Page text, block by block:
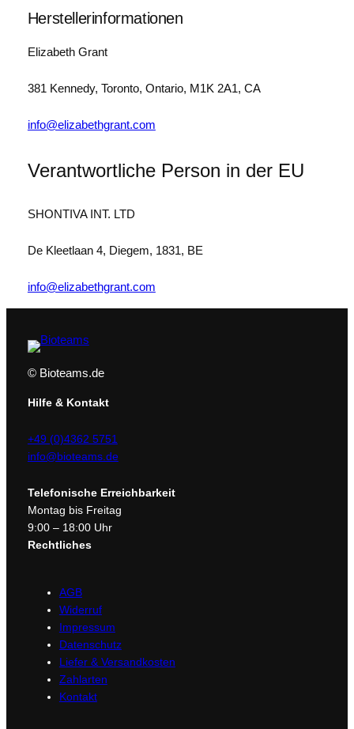
a
C
e
m
0
l
e
g
Herstellerinformationen
Elizabeth Grant
381 Kennedy, Toronto, Ontario, M1K 2A1, CA
info@elizabethgrant.com
Verantwortliche Person in der EU
SHONTIVA INT. LTD
De Kleetlaan 4, Diegem, 1831, BE
info@elizabethgrant.com
© Bioteams.de
Hilfe & Kontakt
+49 (0)4362 5751
info@bioteams.de
Telefonische Erreichbarkeit
Montag bis Freitag
9:00 – 18:00 Uhr
Rechtliches
AGB
Widerruf
Impressum
Datenschutz
Liefer & Versandkosten
Zahlarten
Kontakt